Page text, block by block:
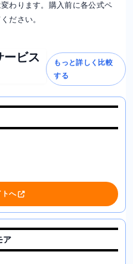
わります。購入前に各公式ペ
ださい。
ービス
もっと詳しく比較
する
トへ
ア